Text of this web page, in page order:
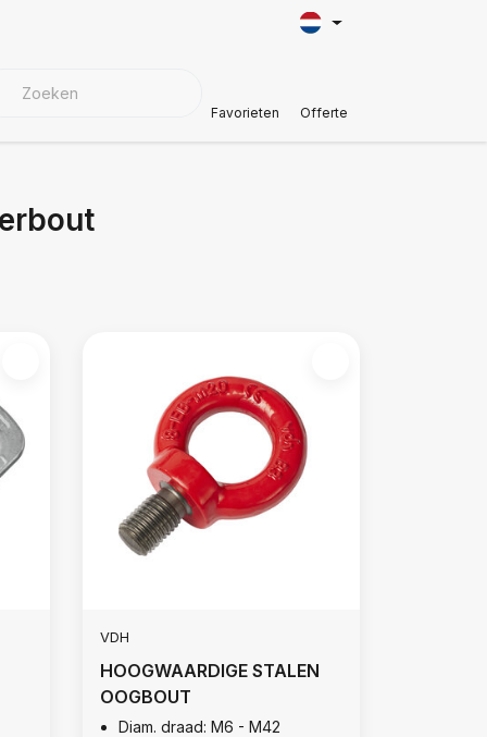
Favorieten Offerte
VDH
HOOGWAARDIGE STALEN
OOGBOUT
Diam. draad: M6 - M42